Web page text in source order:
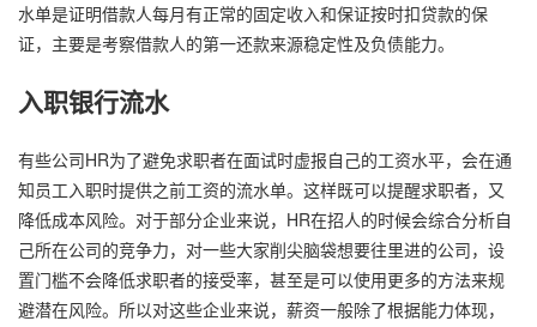
水单是证明借款人每月有正常的固定收入和保证按时扣贷款的保
证，主要是考察借款人的第一还款来源稳定性及负债能力。
入职银行流水
有些公司HR为了避免求职者在面试时虚报自己的工资水平，会在通
知员工入职时提供之前工资的流水单。这样既可以提醒求职者，又
降低成本风险。对于部分企业来说，HR在招人的时候会综合分析自
己所在公司的竞争力，对一些大家削尖脑袋想要往里进的公司，设
置门槛不会降低求职者的接受率，甚至是可以使用更多的方法来规
避潜在风险。所以对这些企业来说，薪资一般除了根据能力体现，